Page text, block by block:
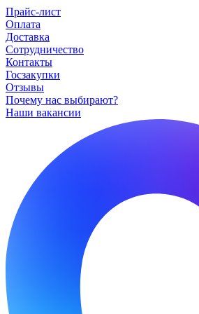
Прайс-лист
Оплата
Доставка
Сотрудничество
Контакты
Госзакупки
Отзывы
Почему нас выбирают?
Наши вакансии